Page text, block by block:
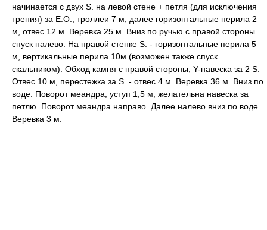
начинается с двух S. на левой стене + петля (для исключения
трения) за Е.О., троллеи 7 м, далее горизонтальные перила 2
м, отвес 12 м. Веревка 25 м. Вниз по ручью с правой стороны
спуск налево. На правой стенке S. - горизонтальные перила 5
м, вертикальные перила 10м (возможен также спуск
скальником). Обход камня с правой стороны, Y-навеска за 2 S.
Отвес 10 м, перестежка за S. - отвес 4 м. Веревка 36 м. Вниз по
воде. Поворот меандра, уступ 1,5 м, желательна навеска за
петлю. Поворот меандра направо. Далее налево вниз по воде.
Веревка 3 м.